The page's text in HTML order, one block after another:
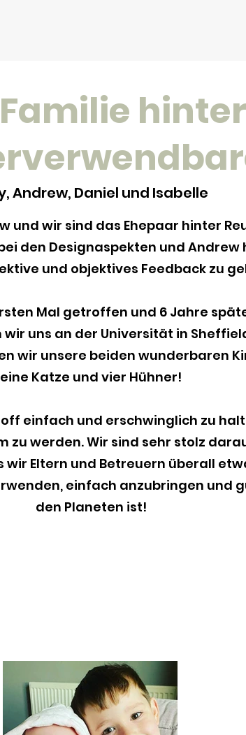
hinter
Andrew, Daniel und Isabelle
und wir sind das Ehepaar hinter
den Designaspekten und Andrew
und objektives Feedback zu
Mal getroffen und 6 Jahre
wir uns an der Universität in
wir unsere beiden wunderbaren
eine Katze und vier Hühner!
einfach und erschwinglich zu
zu werden. Wir sind sehr stolz
Eltern und Betreuern überall
einfach anzubringen und
den Planeten ist!